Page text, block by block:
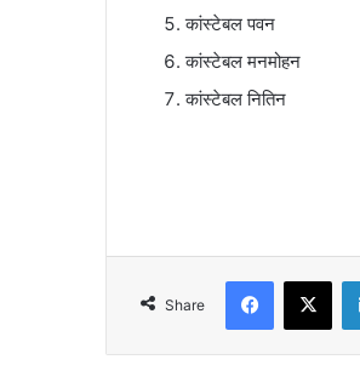
कांस्टेबल पवन
कांस्टेबल मनमोहन
कांस्टेबल नितिन
Share